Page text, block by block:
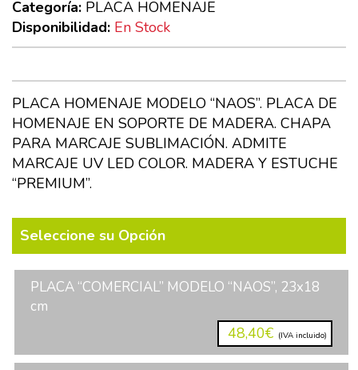
Categoría: PLACA HOMENAJE
Disponibilidad: En Stock
PLACA HOMENAJE MODELO “NAOS”. PLACA DE
HOMENAJE EN SOPORTE DE MADERA. CHAPA
PARA MARCAJE SUBLIMACIÓN. ADMITE
MARCAJE UV LED COLOR. MADERA Y ESTUCHE
“PREMIUM”.
Seleccione su Opción
PLACA “COMERCIAL” MODELO “NAOS”, 23x18
cm
48,40€ (IVA incluido)